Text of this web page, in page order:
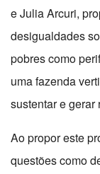
e Julia Arcuri,
desigualdades
pobres como
uma fazenda
sustentar e gerar
Ao propor este
questões como